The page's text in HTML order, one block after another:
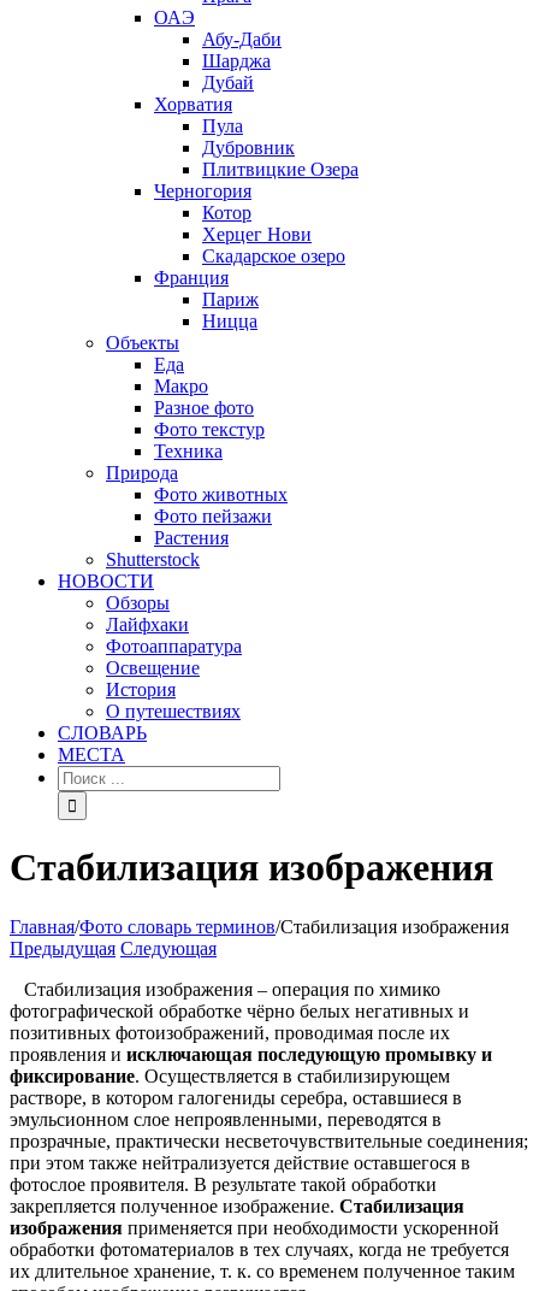
ОАЭ
Абу-Даби
Шарджа
Дубай
Хорватия
Пула
Дубровник
Плитвицкие Озера
Черногория
Котор
Херцег Нови
Скадарское озеро
Франция
Париж
Ницца
Объекты
Еда
Макро
Разное фото
Фото текстур
Техника
Природа
Фото животных
Фото пейзажи
Растения
Shutterstock
НОВОСТИ
Обзоры
Лайфхаки
Фотоаппаратура
Освещение
История
О путешествиях
CЛОВАРЬ
МЕСТА
Стабилизация изображения
Главная/Фото словарь терминов/Стабилизация изображения
Предыдущая Следующая
Стабилизация изображения – операция по химико
фотографической обработке чёрно белых негативных и
позитивных фотоизображений, проводимая после их
проявления и исключающая последующую промывку и
фиксирование. Осуществляется в стабилизирующем
растворе, в котором галогениды серебра, оставшиеся в
эмульсионном слое непроявленными, переводятся в
прозрачные, практически несветочувствительные соединения;
при этом также нейтрализуется действие оставшегося в
фотослое проявителя. В результате такой обработки
закрепляется полученное изображение. Стабилизация
изображения применяется при необходимости ускоренной
обработки фотоматериалов в тех случаях, когда не требуется
их длительное хранение, т. к. со временем полученное таким